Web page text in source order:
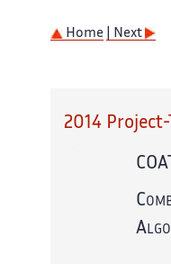
Home | Next
2014